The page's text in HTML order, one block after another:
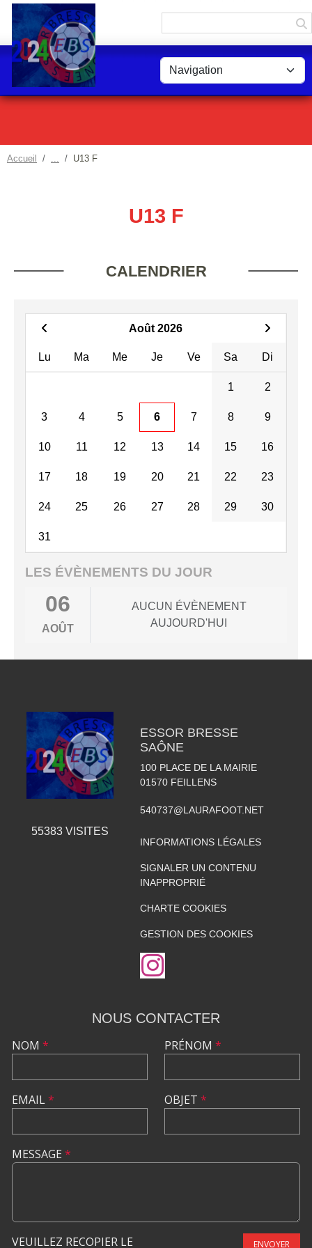
Accueil U13 F
U13 F
CALENDRIER
Août 2026
Lu Ma Me Je Ve Sa Di
1 2
3 4 5 6 7 8 9
10 11 12 13 14 15 16
17 18 19 20 21 22 23
24 25 26 27 28 29 30
31
LES ÉVÈNEMENTS DU JOUR
06
AOÛT
AUCUN ÉVÈNEMENT
AUJOURD'HUI
55383VISITES
ESSOR BRESSE
SAÔNE
100 PLACE DE LA MAIRIE
01570 FEILLENS
540737@LAURAFOOT.NET
INFORMATIONS LÉGALES
SIGNALER UN CONTENU
INAPPROPRIÉ
CHARTE COOKIES
GESTION DES COOKIES
NOUS CONTACTER
NOM *
EMAIL*
PRÉNOM *
OBJET *
MESSAGE *
VEUILLEZ RECOPIER LE ENVOYER
Panneau de gestion des cookies